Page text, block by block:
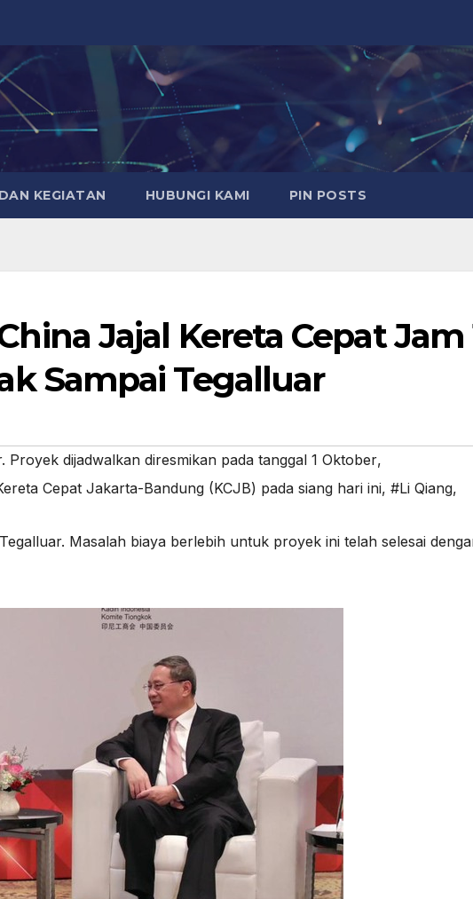
KEGIATAN HUBUNGI KAMI PIN POSTS
Jajal Kereta Cepat Jam
Sampai Tegalluar
Proyek dijadwalkan diresmikan pada tanggal 1 Oktober,
Cepat Jakarta-Bandung (KCJB) pada siang hari ini, #Li Qiang,
Masalah biaya berlebih untuk proyek ini telah selesai